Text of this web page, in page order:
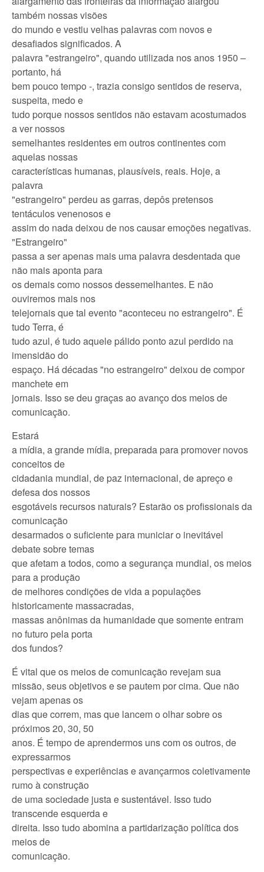
também nossas visões
do mundo e vestiu velhas palavras com novos e
desafiados significados. A
palavra "estrangeiro", quando utilizada nos anos 1950 –
portanto, há
bem pouco tempo -, trazia consigo sentidos de reserva,
suspeita, medo e
tudo porque nossos sentidos não estavam acostumados
a ver nossos
semelhantes residentes em outros continentes com
aquelas nossas
características humanas, plausíveis, reais. Hoje, a
palavra
"estrangeiro" perdeu as garras, depôs pretensos
tentáculos venenosos e
assim do nada deixou de nos causar emoções negativas.
"Estrangeiro"
passa a ser apenas mais uma palavra desdentada que
não mais aponta para
os demais como nossos dessemelhantes. E não
ouviremos mais nos
telejornais que tal evento "aconteceu no estrangeiro". É
tudo Terra, é
tudo azul, é tudo aquele pálido ponto azul perdido na
imensidão do
espaço. Há décadas "no estrangeiro" deixou de compor
manchete em
jornais. Isso se deu graças ao avanço dos meios de
comunicação.
Estará
a mídia, a grande mídia, preparada para promover novos
conceitos de
cidadania mundial, de paz internacional, de apreço e
defesa dos nossos
esgotáveis recursos naturais? Estarão os profissionais da
comunicação
desarmados o suficiente para municiar o inevitável
debate sobre temas
que afetam a todos, como a segurança mundial, os meios
para a produção
de melhores condições de vida a populações
historicamente massacradas,
massas anônimas da humanidade que somente entram
no futuro pela porta
dos fundos?
É vital que os meios de comunicação revejam sua
missão, seus objetivos e se pautem por cima. Que não
vejam apenas os
dias que correm, mas que lancem o olhar sobre os
próximos 20, 30, 50
anos. É tempo de aprendermos uns com os outros, de
expressarmos
perspectivas e experiências e avançarmos coletivamente
rumo à construção
de uma sociedade justa e sustentável. Isso tudo
transcende esquerda e
direita. Isso tudo abomina a partidarização política dos
meios de
comunicação.